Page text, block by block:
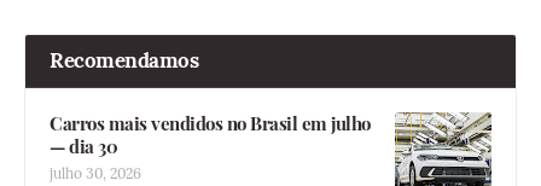
Recomendamos
Carros mais vendidos no Brasil em julho
— dia 30
julho 30, 2026